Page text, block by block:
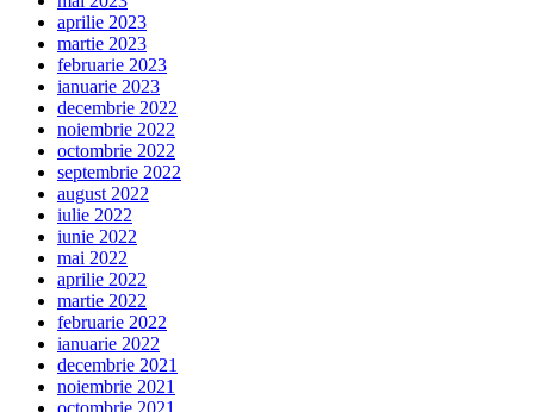
aprilie 2023
martie 2023
februarie 2023
ianuarie 2023
decembrie 2022
noiembrie 2022
octombrie 2022
septembrie 2022
august 2022
iulie 2022
iunie 2022
mai 2022
aprilie 2022
martie 2022
februarie 2022
ianuarie 2022
decembrie 2021
noiembrie 2021